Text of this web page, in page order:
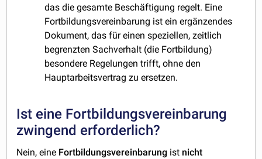
das die gesamte Beschäftigung regelt. Eine
Fortbildungsvereinbarung ist ein ergänzendes
Dokument, das für einen speziellen, zeitlich
begrenzten Sachverhalt (die Fortbildung)
besondere Regelungen trifft, ohne den
Hauptarbeitsvertrag zu ersetzen.
Ist eine Fortbildungsvereinbarung
zwingend erforderlich?
Nein, eine Fortbildungsvereinbarung ist nicht